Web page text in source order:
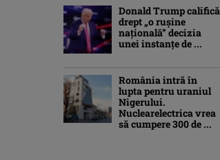
Donald Trump califică
drept „o ruşine
naţională” decizia
unei instanțe de ...
România intră în
lupta pentru uraniul
Nigerului.
Nuclearelectrica vrea
să cumpere 300 de ...